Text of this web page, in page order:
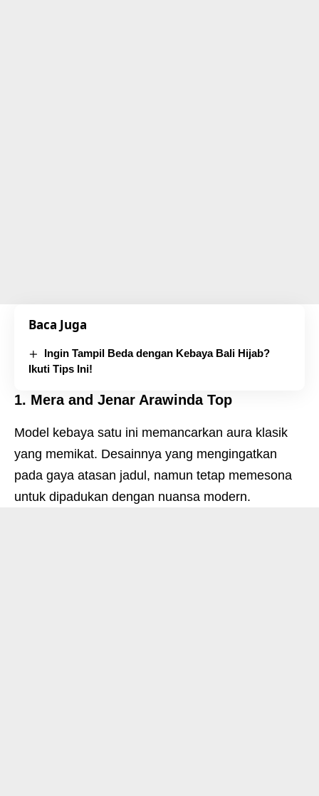
Baca Juga
Ingin Tampil Beda dengan Kebaya Bali Hijab?
Ikuti Tips Ini!
1. Mera and Jenar Arawinda Top
Model kebaya satu ini memancarkan aura klasik
yang memikat. Desainnya yang mengingatkan
pada gaya atasan jadul, namun tetap memesona
untuk dipadukan dengan nuansa modern.